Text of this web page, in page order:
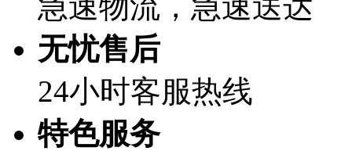
无忧售后
24小时客服热线
特色服务